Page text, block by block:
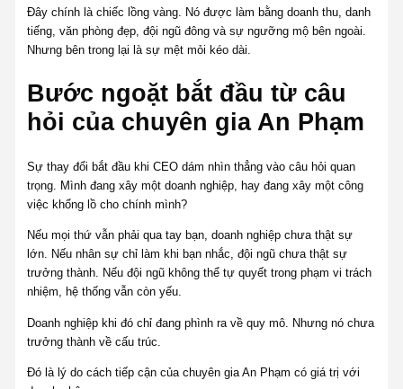
Đây chính là chiếc lồng vàng. Nó được làm bằng doanh thu, danh
tiếng, văn phòng đẹp, đội ngũ đông và sự ngưỡng mộ bên ngoài.
Nhưng bên trong lại là sự mệt mỏi kéo dài.
Bước ngoặt bắt đầu từ câu
hỏi của chuyên gia An Phạm
Sự thay đổi bắt đầu khi CEO dám nhìn thẳng vào câu hỏi quan
trọng. Mình đang xây một doanh nghiệp, hay đang xây một công
việc khổng lồ cho chính mình?
Nếu mọi thứ vẫn phải qua tay bạn, doanh nghiệp chưa thật sự
lớn. Nếu nhân sự chỉ làm khi bạn nhắc, đội ngũ chưa thật sự
trưởng thành. Nếu đội ngũ không thể tự quyết trong phạm vi trách
nhiệm, hệ thống vẫn còn yếu.
Doanh nghiệp khi đó chỉ đang phình ra về quy mô. Nhưng nó chưa
trưởng thành về cấu trúc.
Đó là lý do cách tiếp cận của chuyên gia An Phạm có giá trị với